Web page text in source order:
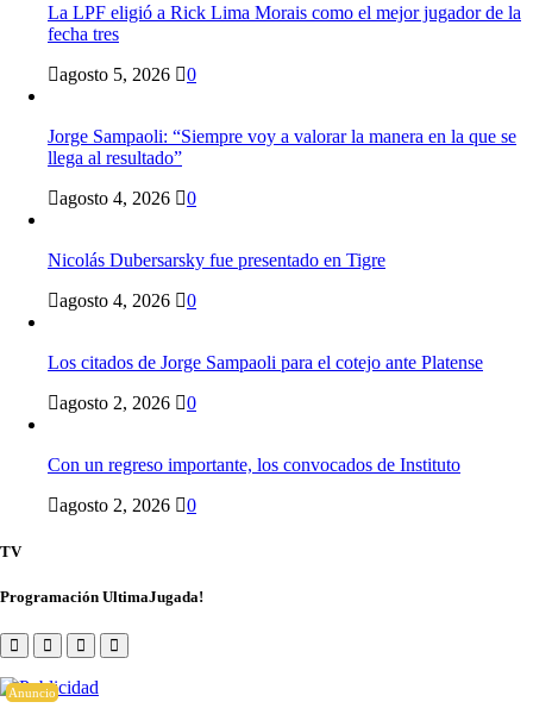
La LPF eligió a Rick Lima Morais como el mejor jugador de la
fecha tres
agosto 5, 2026
0
Jorge Sampaoli: “Siempre voy a valorar la manera en la que se
llega al resultado”
agosto 4, 2026
0
Nicolás Dubersarsky fue presentado en Tigre
agosto 4, 2026
0
Los citados de Jorge Sampaoli para el cotejo ante Platense
agosto 2, 2026
0
Con un regreso importante, los convocados de Instituto
agosto 2, 2026
0
TV
Programación UltimaJugada!
Anuncio